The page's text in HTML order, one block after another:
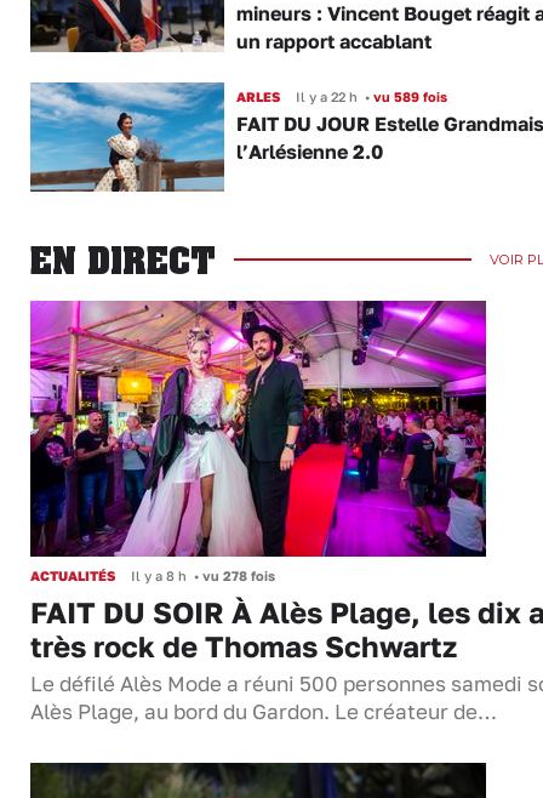
mineurs : Vincent Bouget réagit
un rapport accablant
ARLES Il y a 22 h •vu 589 fois
FAIT DU JOUR Estelle
l’Arlésienne 2.0
EN DIRECT VOIR
ACTUALITÉS Il y a 8 h • vu 278 fois
FAIT DU SOIR À Alès Plage, les dix
très rock de Thomas Schwartz
Le défilé Alès Mode a réuni 500 personnes samedi
Alès Plage, au bord du Gardon. Le créateur de…